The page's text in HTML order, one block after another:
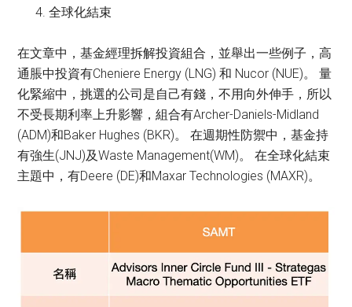
全球化結束
在文章中，基金經理拆解投資組合，並舉出一些例子，高
通脹中投資有Cheniere Energy (LNG) 和 Nucor (NUE)。 量
化緊縮中，挑選的公司是自己有錢，不用向外伸手，所以
不受長期利率上升影響，組合有Archer-Daniels-Midland
(ADM)和Baker Hughes (BKR)。 在週期性防禦中，基金持
有強生(JNJ)及Waste Management(WM)。 在全球化結束
主題中，有Deere (DE)和Maxar Technologies (MAXR)。